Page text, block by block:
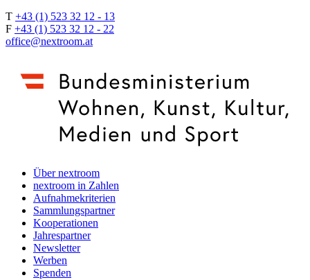
T +43 (1) 523 32 12 - 13
F +43 (1) 523 32 12 - 22
office@nextroom.at
Über nextroom
nextroom in Zahlen
Aufnahmekriterien
Sammlungspartner
Kooperationen
Jahrespartner
Newsletter
Werben
Spenden